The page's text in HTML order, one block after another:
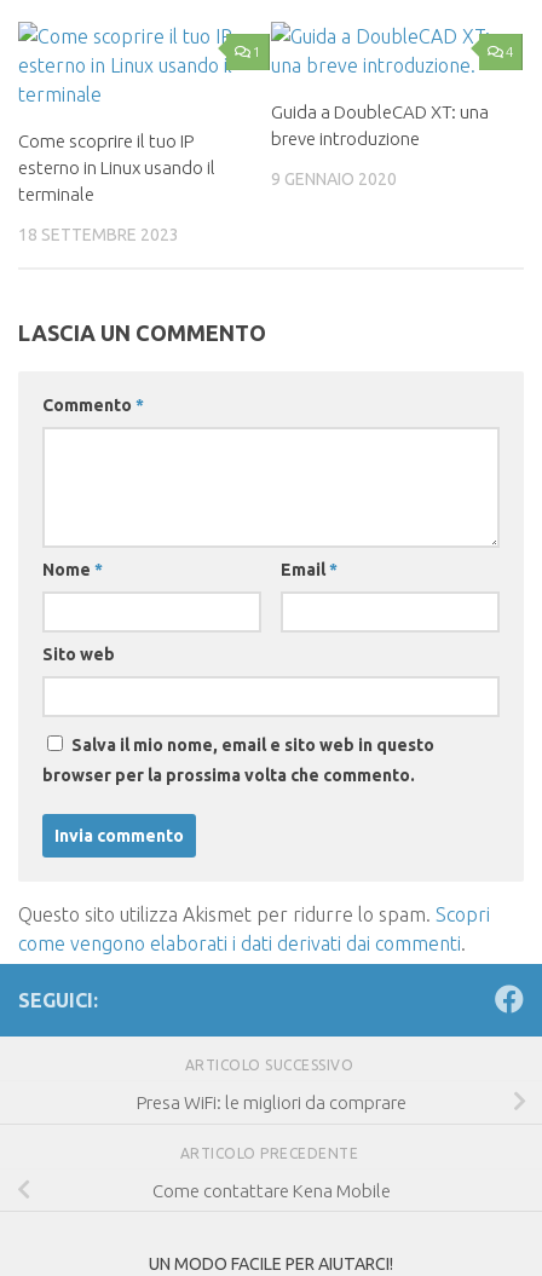
1
Come scoprire il tuo IP
esterno in Linux usando il
terminale
18 SETTEMBRE 2023
4
Guida a DoubleCAD XT: una
breve introduzione
9 GENNAIO 2020
LASCIA UN COMMENTO
Commento *
Nome * Email*
Sito web
Salva il mio nome, email e sito web in questo
browser per la prossima volta che commento.
Questo sito utilizza Akismet per ridurre lo spam. Scopri
come vengono elaborati i dati derivati dai commenti
SEGUICI:
ARTICOLO SUCCESSIVO
Presa WiFi: le migliori da comprare
ARTICOLO PRECEDENTE
Come contattare Kena Mobile
UN MODO FACILE PER AIUTARCI!